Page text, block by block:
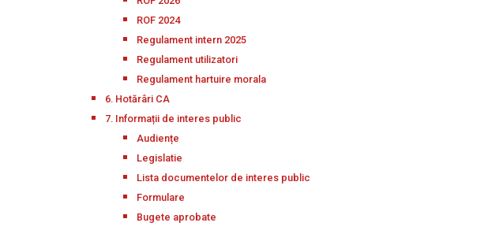
ROF 2024
Regulament intern 2025
Regulament utilizatori
Regulament hartuire morala
6. Hotărâri CA
7. Informații de interes public
Audiențe
Legislatie
Lista documentelor de interes public
Formulare
Bugete aprobate